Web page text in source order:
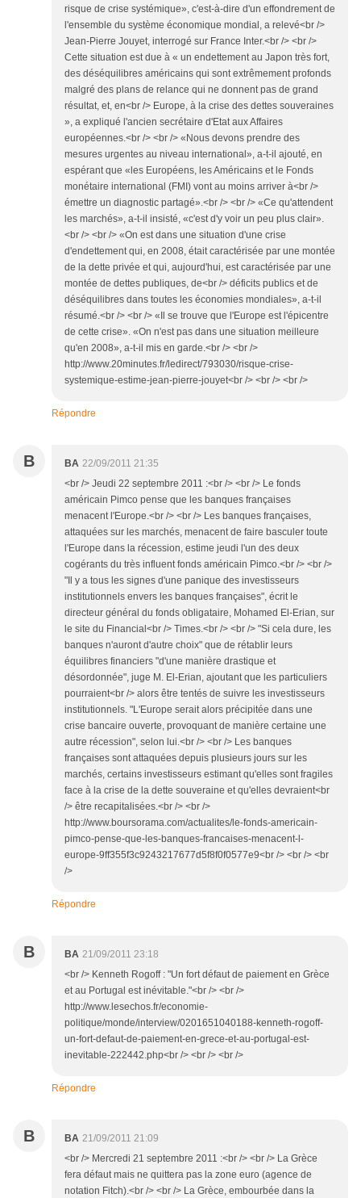
risque de crise systémique», c'est-à-dire d'un effondrement de
l'ensemble du système économique mondial, a relevé<br />
Jean-Pierre Jouyet, interrogé sur France Inter.<br /> <br />
Cette situation est due à « un endettement au Japon très fort,
des déséquilibres américains qui sont extrêmement profonds
malgré des plans de relance qui ne donnent pas de grand
résultat, et, en<br /> Europe, à la crise des dettes souveraines
», a expliqué l'ancien secrétaire d'Etat aux Affaires
européennes.<br /> <br /> «Nous devons prendre des
mesures urgentes au niveau international», a-t-il ajouté, en
espérant que «les Européens, les Américains et le Fonds
monétaire international (FMI) vont au moins arriver à<br />
émettre un diagnostic partagé».<br /> <br /> «Ce qu'attendent
les marchés», a-t-il insisté, «c'est d'y voir un peu plus clair».
<br /> <br /> «On est dans une situation d'une crise
d'endettement qui, en 2008, était caractérisée par une montée
de la dette privée et qui, aujourd'hui, est caractérisée par une
montée de dettes publiques, de<br /> déficits publics et de
déséquilibres dans toutes les économies mondiales», a-t-il
résumé.<br /> <br /> «Il se trouve que l'Europe est l'épicentre
de cette crise». «On n'est pas dans une situation meilleure
qu'en 2008», a-t-il mis en garde.<br /> <br />
http://www.20minutes.fr/ledirect/793030/risque-crise-
systemique-estime-jean-pierre-jouyet<br /> <br /> <br />
Répondre
B BA 22/09/2011 21:35
<br /> Jeudi 22 septembre 2011 :<br /> <br /> Le fonds
américain Pimco pense que les banques françaises
menacent l'Europe.<br /> <br /> Les banques françaises,
attaquées sur les marchés, menacent de faire basculer toute
l'Europe dans la récession, estime jeudi l'un des deux
cogérants du très influent fonds américain Pimco.<br /> <br />
"Il y a tous les signes d'une panique des investisseurs
institutionnels envers les banques françaises", écrit le
directeur général du fonds obligataire, Mohamed El-Erian, sur
le site du Financial<br /> Times.<br /> <br /> "Si cela dure, les
banques n'auront d'autre choix" que de rétablir leurs
équilibres financiers "d'une manière drastique et
désordonnée", juge M. El-Erian, ajoutant que les particuliers
pourraient<br /> alors être tentés de suivre les investisseurs
institutionnels. "L'Europe serait alors précipitée dans une
crise bancaire ouverte, provoquant de manière certaine une
autre récession", selon lui.<br /> <br /> Les banques
françaises sont attaquées depuis plusieurs jours sur les
marchés, certains investisseurs estimant qu'elles sont fragiles
face à la crise de la dette souveraine et qu'elles devraient<br
/> être recapitalisées.<br /> <br />
http://www.boursorama.com/actualites/le-fonds-americain-
pimco-pense-que-les-banques-francaises-menacent-l-
europe-9ff355f3c9243217677d5f8f0f0577e9<br /> <br /> <br
/>
Répondre
B BA 21/09/2011 23:18
<br /> Kenneth Rogoff : "Un fort défaut de paiement en Grèce
et au Portugal est inévitable."<br /> <br />
http://www.lesechos.fr/economie-
politique/monde/interview/0201651040188-kenneth-rogoff-
un-fort-defaut-de-paiement-en-grece-et-au-portugal-est-
inevitable-222442.php<br /> <br /> <br />
Répondre
B BA 21/09/2011 21:09
<br /> Mercredi 21 septembre 2011 :<br /> <br /> La Grèce
fera défaut mais ne quittera pas la zone euro (agence de
notation Fitch).<br /> <br /> La Grèce, embourbée dans la